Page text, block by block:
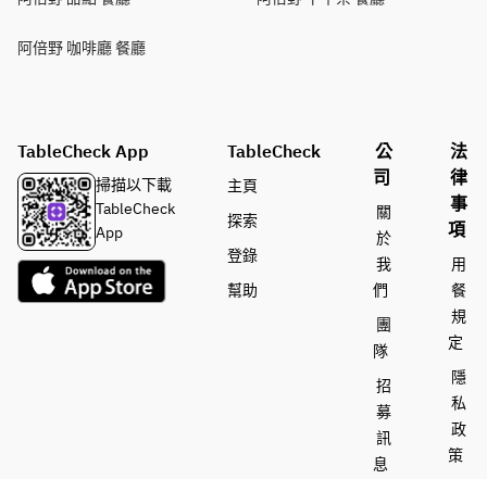
阿倍野 咖啡廳 餐廳
TableCheck App
掃描以下載
TableCheck
App
TableCheck
主頁
探索
登錄
幫助
公
司
關
於
我
們
團
隊
招
募
訊
息
法
律
事
項
用
餐
規
定
隱
私
政
策